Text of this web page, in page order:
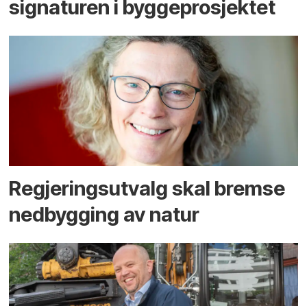
signaturen i bygge­­prosjektet
Regjerings­utvalg skal bremse
ned­bygging av natur